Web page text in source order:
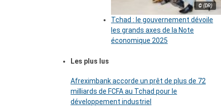
© (DR)
Tchad : le gouvernement dévoile
les grands axes de la Note
économique 2025
Les plus lus
Afreximbank accorde un prêt de plus de 72
milliards de FCFA au Tchad pour le
développement industriel